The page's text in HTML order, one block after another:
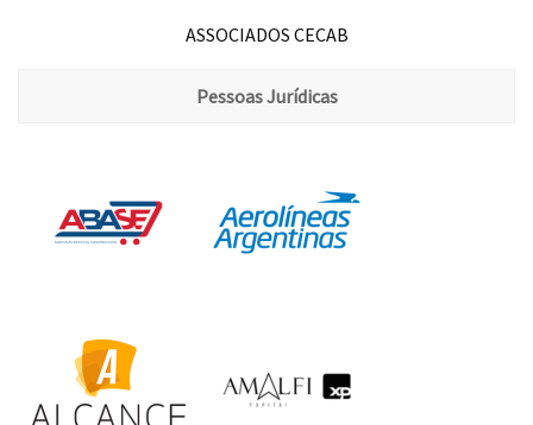
ASSOCIADOS CECAB
Pessoas Jurídicas